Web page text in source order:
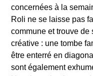
concernées à la
Roli ne se laisse pas
commune et trouve de
créative : une tombe
être enterré en
sont également